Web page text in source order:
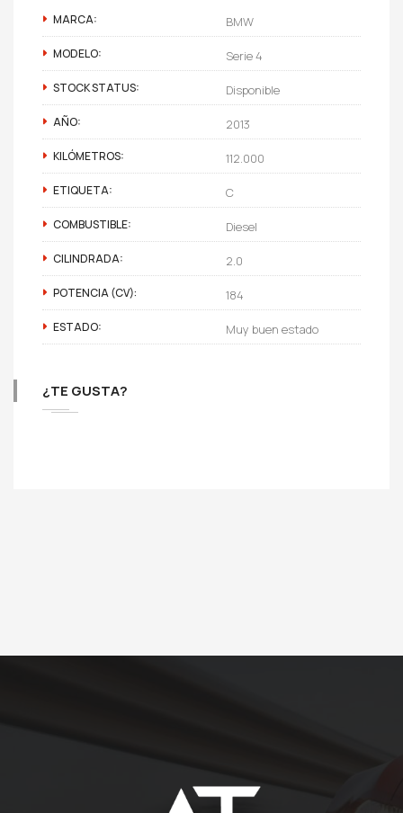
MARCA: BMW
MODELO: Serie 4
STOCK STATUS: Disponible
AÑO: 2013
KILÓMETROS: 112.000
ETIQUETA: C
COMBUSTIBLE: Diesel
CILINDRADA: 2.0
POTENCIA (CV): 184
ESTADO: Muy buen estado
¿TE GUSTA?